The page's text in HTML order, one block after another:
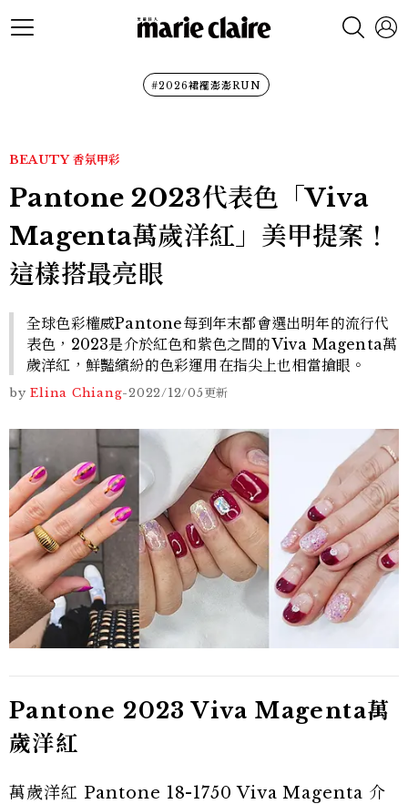
#2026裙襬澎澎RUN
BEAUTY 香氛甲彩
Pantone 2023代表色「Viva
Magenta萬歲洋紅」美甲提案！
這樣搭最亮眼
全球色彩權威Pantone每到年末都會選出明年的流行代
表色，2023是介於紅色和紫色之間的Viva Magenta萬
歲洋紅，鮮豔繽紛的色彩運用在指尖上也相當搶眼。
by Elina Chiang-2022/12/05更新
Pantone 2023 Viva Magenta萬
歲洋紅
萬歲洋紅 Pantone 18-1750 Viva Magenta 介